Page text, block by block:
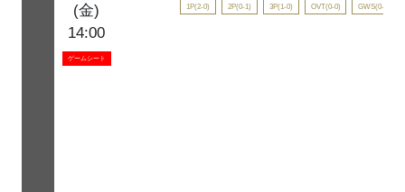
(金)
14:00
ゲームシート
1P(2-0)
2P(0-1) 3P(1-0) OVT(0-0) GWS(0-0)